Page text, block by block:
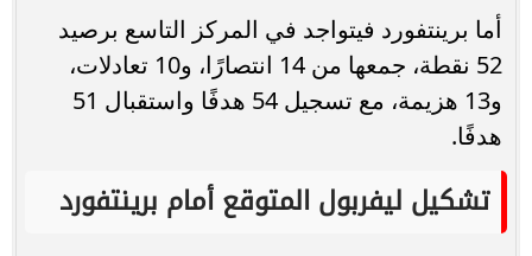
أما برينتفورد فيتواجد في المركز التاسع برصيد
52 نقطة، جمعها من 14 انتصارًا، و10 تعادلات،
و13 هزيمة، مع تسجيل 54 هدفًا واستقبال 51
هدفًا.
تشكيل ليفربول المتوقع أمام برينتفورد